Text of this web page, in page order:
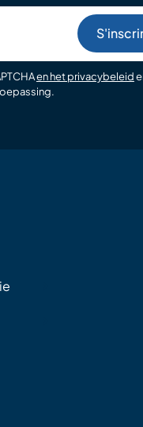
en het privacybeleid